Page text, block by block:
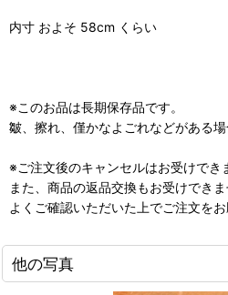
内寸 およそ 58cm くらい
※このお品は長期保存品です。
皺、擦れ、僅かなよごれなどがある場
※ご注文後のキャンセルはお受けでき
また、商品の返品交換もお受けでき
よくご確認いただいた上でご注文をお
他の写真